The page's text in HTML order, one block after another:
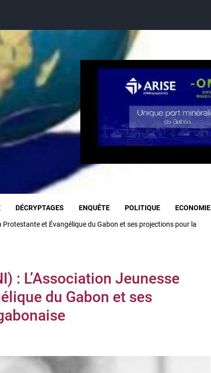
DÉCRYPTAGES ENQUÊTE POLITIQUE ECONOMIE
Protestante et Évangélique du Gabon et ses projections pour la
: L’Association Jeunesse
du Gabon et ses